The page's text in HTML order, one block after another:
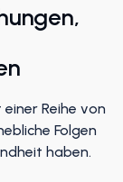
Reihe von
Folgen
haben.